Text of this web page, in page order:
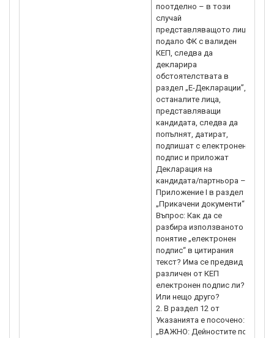
поотделно – в този
случай
представляващото лице,
подало ФК с валиден
КЕП, следва да
декларира
обстоятелствата в
раздел „E-Декларации”, а
останалите лица,
представляващи
кандидата, следва да
попълнят, датират,
подпишат с електронен
подпис и приложат
Декларация на
кандидата/партньора –
Приложение I в раздел
„Прикачени документи“
Въпрос: Как да се
разбира използваното
понятие „електронен
подпис“ в цитирания
текст? Има се предвид
различен от КЕП
електронен подпис ли?
Или нещо друго?
2. В раздел 12 от
Указанията е посочено:
„ВАЖНО: Дейностите по